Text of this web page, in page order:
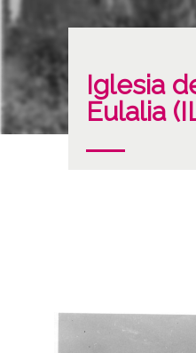
Iglesia
Eulalia